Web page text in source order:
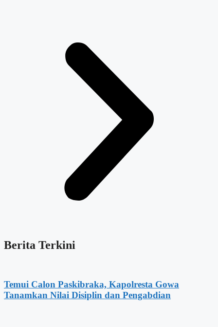
Berita Terkini
Temui Calon Paskibraka, Kapolresta Gowa
Tanamkan Nilai Disiplin dan Pengabdian